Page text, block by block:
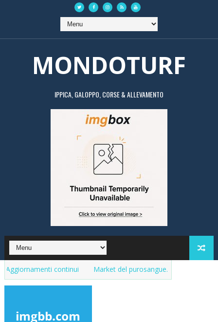
MONDOTURF
IPPICA, GALOPPO, CORSE & ALLEVAMENTO
continui Market del purosangue. La lista dei cavalli in